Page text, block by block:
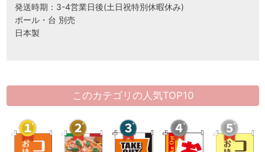
発送時期：3-4営業日後(土日祝特別休暇休み)
ポール・台 別売
日本製
このカテゴリの人気TOP10